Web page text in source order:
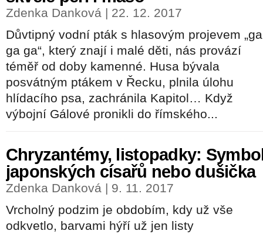
Zdenka Danková | 22. 12. 2017
Důvtipný vodní pták s hlasovým projevem „ga
ga ga“, který znají i malé děti, nás provází
téměř od doby kamenné. Husa bývala
posvátným ptákem v Řecku, plnila úlohu
hlídacího psa, zachránila Kapitol… Když
výbojní Gálové pronikli do římského...
Chryzantémy, listopadky:
japonských císařů nebo dušička
Zdenka Danková | 9. 11. 2017
Vrcholný podzim je obdobím, kdy už vše
odkvetlo, barvami hýří už jen listy